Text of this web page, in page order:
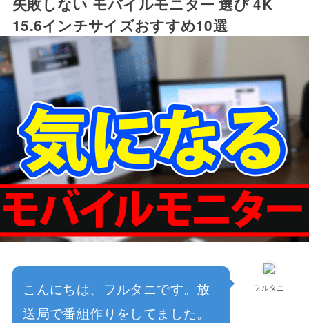
失敗しない モバイルモニター 選び 4K
15.6インチサイズおすすめ10選
フルタニ
こんにちは、フルタニです。放
送局で番組作りをしてました。